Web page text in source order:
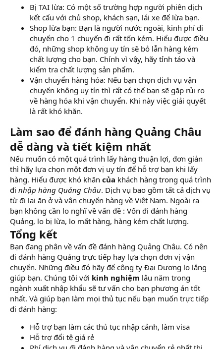
Bị TAI lừa: Có một số trường hợp người phiên dịch
kết cấu với chủ shop, khách sạn, lái xe để lừa bạn.
Shop lừa bạn: Bạn là người nước ngoài, kinh phí di
chuyển cho 1 chuyến đi rất tốn kém. Hiểu được điều
đó, những shop không uy tín sẽ bỏ lẫn hàng kém
chất lượng cho bạn. Chính vì vậy, hãy tỉnh táo và
kiểm tra chất lượng sản phẩm.
Vận chuyển hàng hóa: Nếu bạn chọn dịch vụ vận
chuyển không uy tín thì rất có thể bạn sẽ gặp rủi ro
về hàng hóa khi vận chuyển. Khi này việc giải quyết
là rất khó khăn.
Làm sao để đánh hàng Quảng Châu
dễ dàng và tiết kiệm nhất
Nếu muốn có một quá trình lấy hàng thuận lợi, đơn giản
thì hãy lựa chọn một đơn vị uy tín để hỗ trợ bạn khi lấy
hàng. Hiểu được khó khăn của khách hàng trong quá trình
đi nhập hàng Quảng Châu. Dịch vụ bao gồm tất cả dịch vụ
từ đi lại ăn ở và vận chuyển hàng về Việt Nam. Ngoài ra
bạn không cần lo nghĩ về vấn đề : Vốn đi đánh hàng
Quảng, lo bị lừa, lo mất hàng, hàng kém chất lượng.
Tổng kết
Bạn đang phân về vấn đề đánh hàng Quảng Châu. Có nên
đi đánh hàng Quảng trực tiếp hay lựa chọn đơn vị vận
chuyển. Những điều đó hãy để công ty Đại Dương lo lắng
giúp bạn. Chúng tôi với kinh nghiệm lâu năm trong
ngành xuất nhập khẩu sẽ tư vấn cho bạn phương án tốt
nhất. Và giúp bạn làm mọi thủ tục nếu bạn muốn trực tiếp
đi đánh hàng:
Hỗ trợ bạn làm các thủ tục nhập cảnh, làm visa
Hỗ trợ đổi tệ giá rẻ